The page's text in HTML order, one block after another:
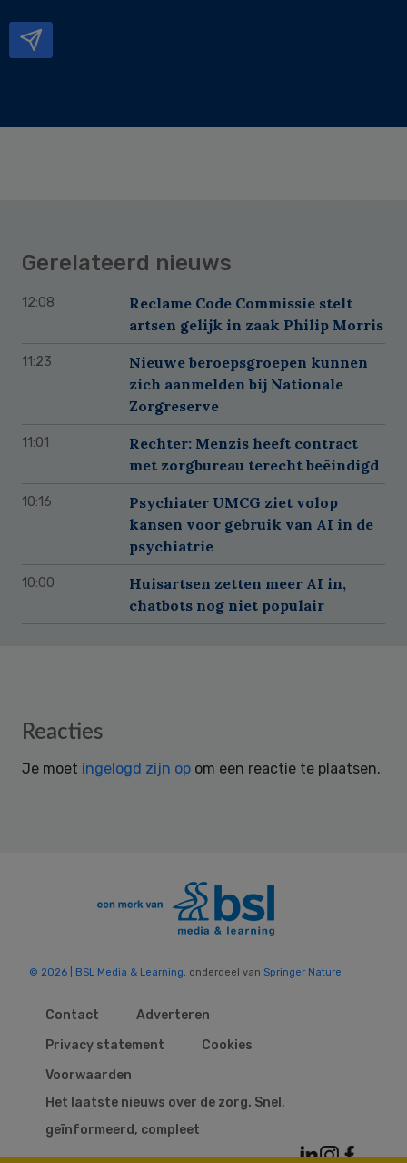
Gerelateerd nieuws
12:08
Reclame Code Commissie stelt
artsen gelijk in zaak Philip Morris
11:23
Nieuwe beroepsgroepen kunnen
zich aanmelden bij Nationale
Zorgreserve
11:01
Rechter: Menzis heeft contract
met zorgbureau terecht beëindigd
10:16
Psychiater UMCG ziet volop
kansen voor gebruik van AI in de
psychiatrie
10:00
Huisartsen zetten meer AI in,
chatbots nog niet populair
Reader
Reacties
Je moet ingelogd zijn op om een reactie te plaatsen.
© 2026 | BSL Media & Learning, onderdeel van Springer Nature
Contact
Adverteren
Privacy statement
Cookies
Voorwaarden
Het laatste nieuws over de zorg. Snel,
geïnformeerd, compleet